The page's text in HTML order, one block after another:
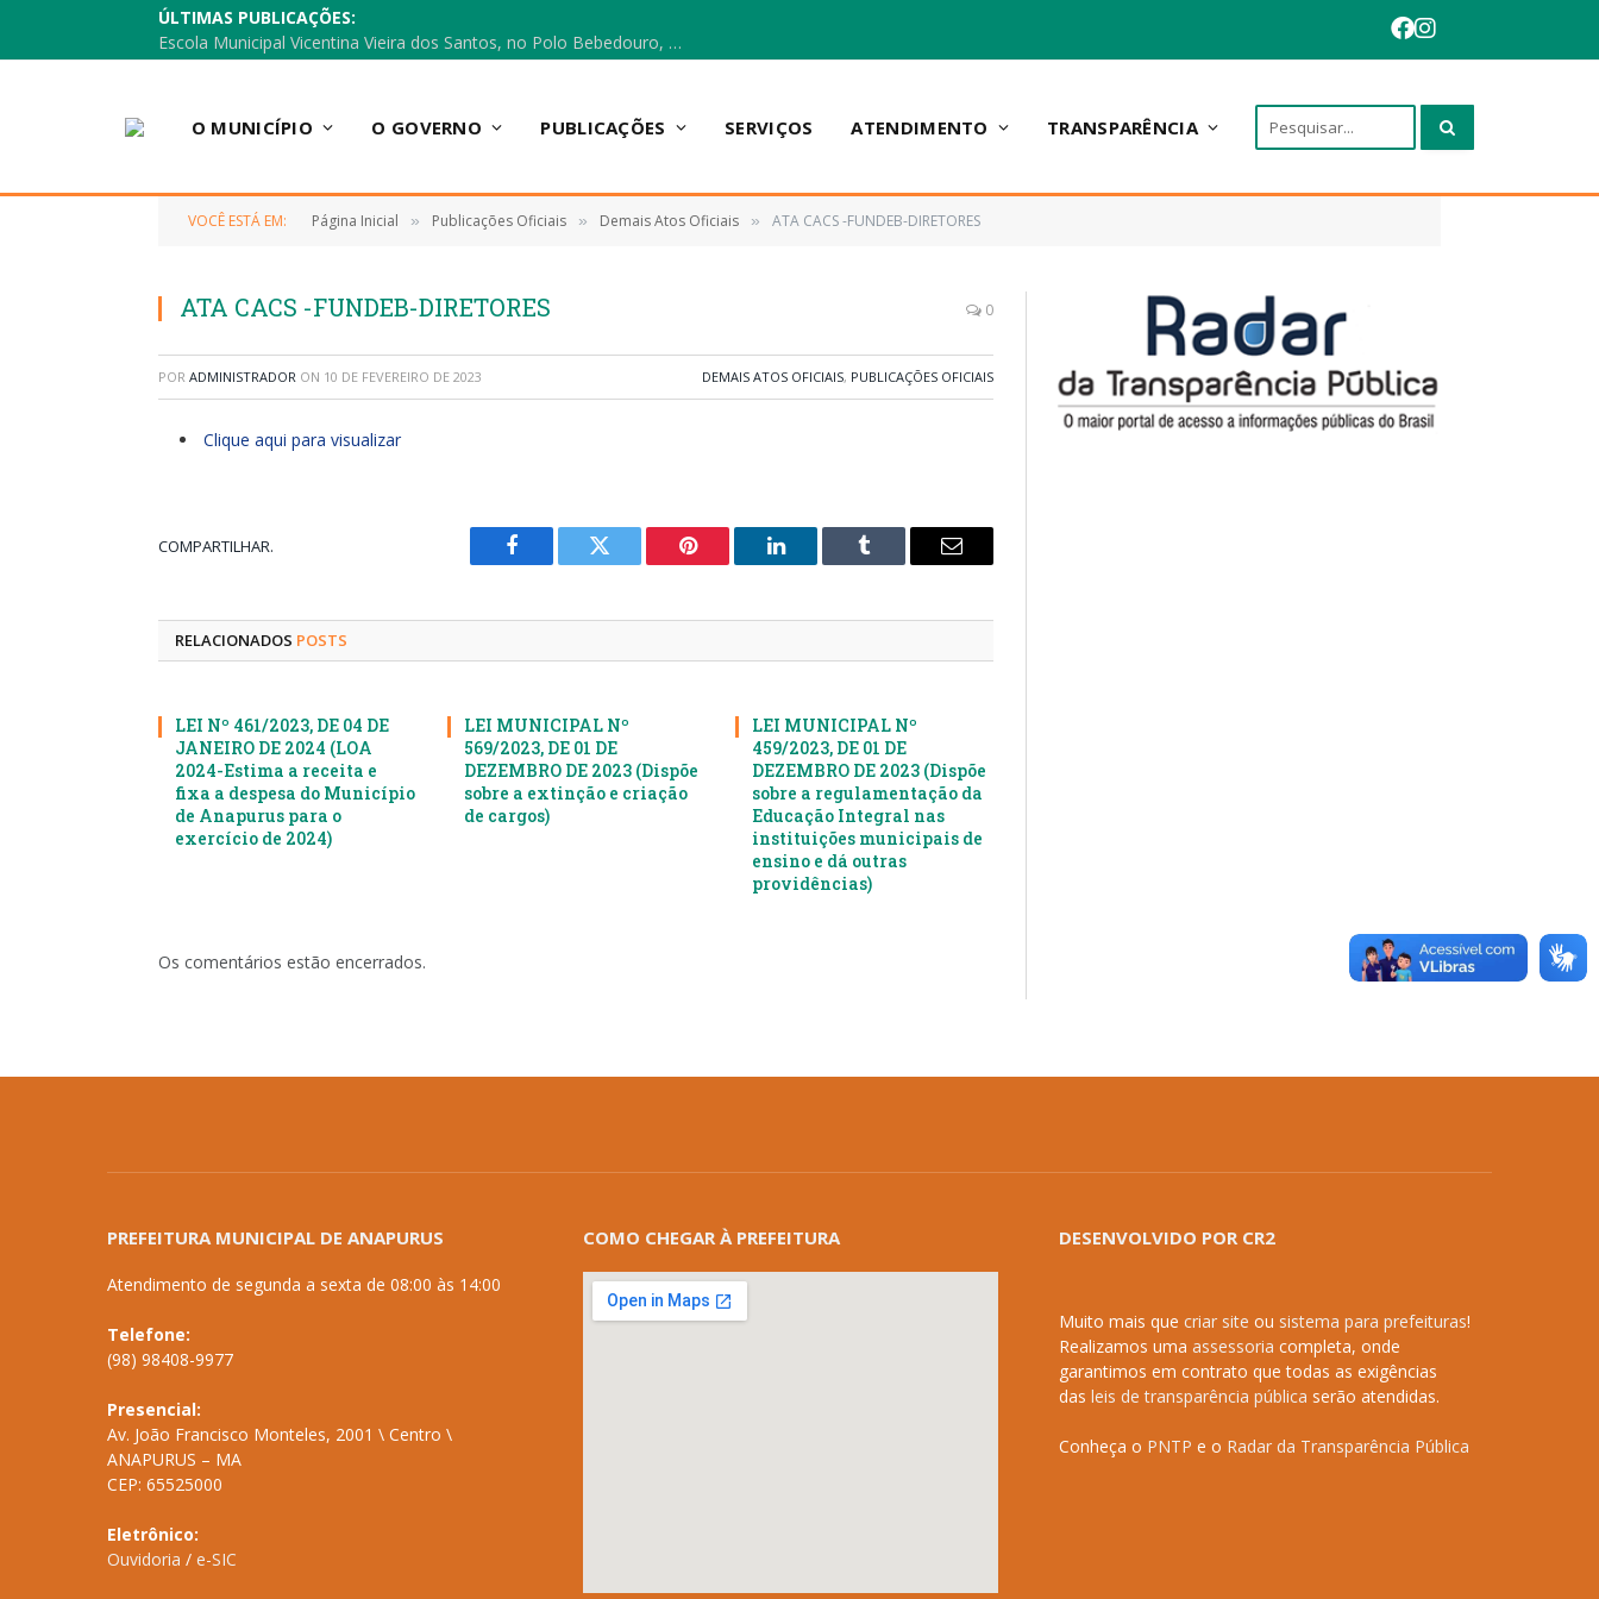
ÚLTIMAS PUBLICAÇÕES:
Escola Municipal Vicentina Vieira dos Santos, no Polo Bebedouro, recebeu materiais para a implantação do Cantinho da Leitura e da Sala Multidisciplinar.
O MUNICÍPIO O GOVERNO PUBLICAÇÕES SERVIÇOS ATENDIMENTO TRANSPARÊNCIA
VOCÊ ESTÁ EM: Página Inicial » Publicações Oficiais » Demais Atos Oficiais » ATA CACS -FUNDEB-DIRETORES
ATA CACS -FUNDEB-DIRETORES 0
POR ADMINISTRADOR ON 10 DE FEVEREIRO DE 2023 DEMAIS ATOS OFICIAIS, PUBLICAÇÕES OFICIAIS
Clique aqui para visualizar
COMPARTILHAR.
Facebook Twitter Pinterest LinkedIn Tumblr
E-
RELACIONADOS POSTS
LEI Nº 461/2023, DE 04 DE
JANEIRO DE 2024 (LOA
2024-Estima a receita e
fixa a despesa do Município
de Anapurus para o
exercício de 2024)
LEI MUNICIPAL Nº
569/2023, DE 01 DE
DEZEMBRO DE 2023 (Dispõe
sobre a extinção e criação
de cargos)
LEI MUNICIPAL Nº
459/2023, DE 01 DE
DEZEMBRO DE 2023 (Dispõe
sobre a regulamentação da
Educação Integral nas
instituições municipais de
ensino e dá outras
providências)
Os comentários estão encerrados.
PREFEITURA MUNICIPAL DE ANAPURUS
Atendimento de segunda a sexta de 08:00 às 14:00
Telefone:
(98) 98408-9977
Presencial:
Av. João Francisco Monteles, 2001 \ Centro \
ANAPURUS – MA
CEP: 65525000
Eletrônico:
Ouvidoria / e-SIC
COMO CHEGAR À PREFEITURA DESENVOLVIDO POR CR2
Muito mais que criar site ou sistema para prefeituras!
Realizamos uma assessoria completa, onde
garantimos em contrato que todas as exigências
das leis de transparência pública serão atendidas.
Conheça o PNTP e o Radar da Transparência Pública